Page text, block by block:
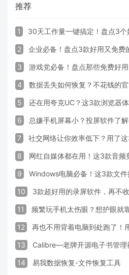
推荐
1 30天工作量一键搞定！盘点3个
2 企业必备！盘点3款好用又免费
3 游戏党必备！盘点那些免费好
4 数据丢失如何恢复？不花钱的
5 还在用夸克UC？这3款浏览器体
6 总嫌手机屏幕小？投屏软件了解
7 社交网络让你效率低下？用了
8 网红自媒体都在用！这3款音频
9 Windows电脑必备！这3款文件
10 3款超好用的录屏软件，再不
11 频繁玩手机太伤眼？想护眼就
12 再也不用背着电脑到处跑了！
13 Calibre—老牌开源电子书管理
14 易我数据恢复-文件恢复工具